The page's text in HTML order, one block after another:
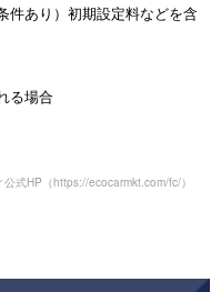
件あり）初期設定料などを含
る場合
式HP（https://ecocarmkt.com/fc/）